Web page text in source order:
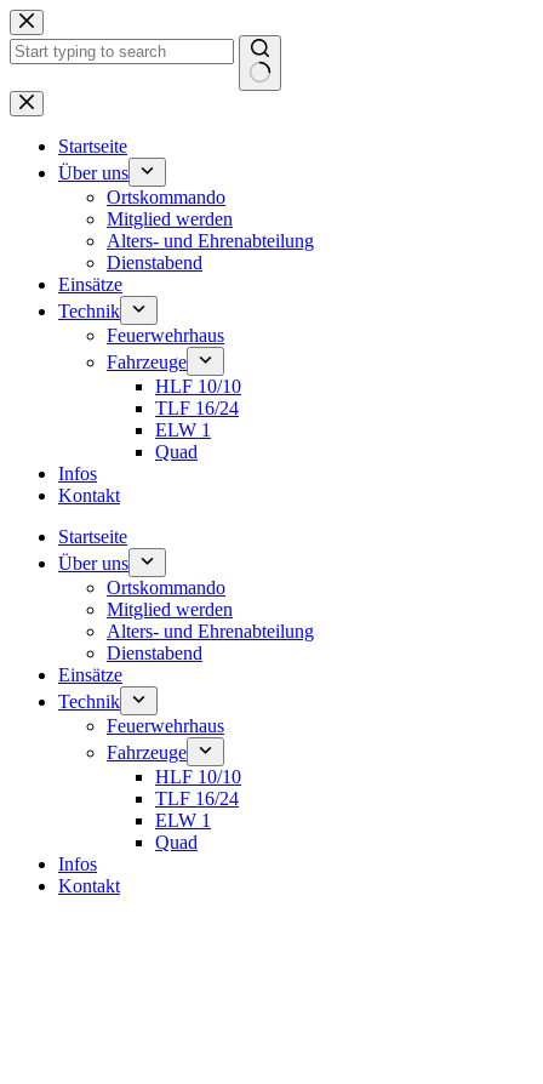
Zum
Inhalt
springen
Keine
Ergebnisse
Startseite
Über uns
Ortskommando
Mitglied werden
Alters- und Ehrenabteilung
Dienstabend
Einsätze
Technik
Feuerwehrhaus
Fahrzeuge
HLF 10/10
TLF 16/24
ELW 1
Quad
Infos
Kontakt
Startseite
Über uns
Ortskommando
Mitglied werden
Alters- und Ehrenabteilung
Dienstabend
Einsätze
Technik
Feuerwehrhaus
Fahrzeuge
HLF 10/10
TLF 16/24
ELW 1
Quad
Infos
Kontakt